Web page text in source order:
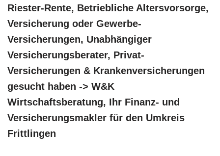
Riester-Rente, Betriebliche Altersvorsorge,
Versicherung oder Gewerbe-
Versicherungen, Unabhängiger
Versicherungsberater, Privat-
Versicherungen & Krankenversicherungen
gesucht haben -> W&K
Wirtschaftsberatung, Ihr Finanz- und
Versicherungsmakler für den Umkreis
Frittlingen